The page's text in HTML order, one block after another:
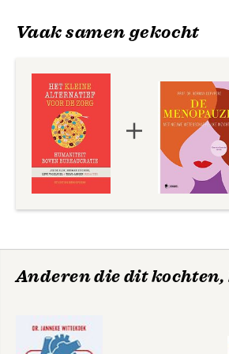
Vaak samen gekocht
Anderen die dit kochten,